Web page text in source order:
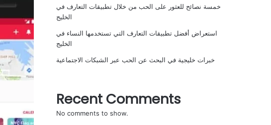
خمسة نصائح للعثور على الحب من خلال تطبيقات التعارف في
الخليج
استعراض أفضل تطبيقات التعارف التي تستخدمها النساء في
الخليج
خبرات خليجية في البحث عن الحب عبر الشبكات الاجتماعية
Recent Comments
No comments to show.